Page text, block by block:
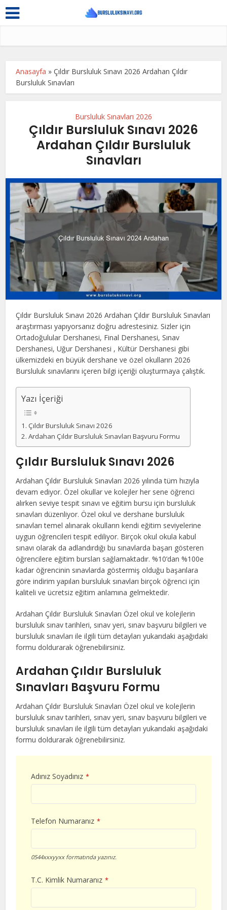
Anasayfa »Çıldır Bursluluk Sınavı 2026 Ardahan Çıldır
Bursluluk Sınavları
Bursluluk Sınavları 2026
Çıldır Bursluluk Sınavı 2026
Ardahan Çıldır Bursluluk
Sınavları
Çıldır Bursluluk Sınavı 2026 Ardahan Çıldır Bursluluk Sınavları
araştırması yapıyorsanız doğru adrestesiniz. Sizler için
Ortadoğulular Dershanesi, Final Dershanesi, Sınav
Dershanesi, Uğur Dershanesi , Kültür Dershanesi gibi
ülkemizdeki en büyük dershane ve özel okulların 2026
Bursluluk sınavlarını içeren bilgi içeriği oluşturmaya çalıştık.
Yazı İçeriği
Çıldır Bursluluk Sınavı 2026
Ardahan Çıldır Bursluluk Sınavları Başvuru Formu
Çıldır Bursluluk Sınavı 2026
Ardahan Çıldır Bursluluk Sınavları 2026 yılında tüm hızıyla
devam ediyor. Özel okullar ve kolejler her sene öğrenci
alırken seviye tespit sınavı ve eğitim bursu için bursluluk
sınavları düzenliyor. Özel okul ve dershane bursluluk
sınavları temel alınarak okulların kendi eğitim seviyelerine
uygun öğrencileri tespit ediliyor. Birçok okul okula kabul
sınavı olarak da adlandırdığı bu sınavlarda başarı gösteren
öğrencilere eğitim bursları sağlamaktadır. %10’dan %100e
kadar öğrencinin sınavlarda göstermiş olduğu başarılara
göre indirim yapılan bursluluk sınavları birçok öğrenci için
kaliteli ve ücretsiz eğitim anlamına gelmektedir.
Ardahan Çıldır Bursluluk Sınavları Özel okul ve kolejlerin
bursluluk sınav tarihleri, sınav yeri, sınav başvuru bilgileri ve
bursluluk sınavları ile ilgili tüm detayları yukarıdaki aşağıdaki
formu doldurarak öğrenebilirsiniz.
Ardahan Çıldır Bursluluk
Sınavları Başvuru Formu
Ardahan Çıldır Bursluluk Sınavları Özel okul ve kolejlerin
bursluluk sınav tarihleri, sınav yeri, sınav başvuru bilgileri ve
bursluluk sınavları ile ilgili tüm detayları yukarıdaki aşağıdaki
formu doldurarak öğrenebilirsiniz.
Adınız Soyadınız *
Telefon Numaranız *
0544xxxyyxx formatında yazınız.
T.C. Kimlik Numaranız *